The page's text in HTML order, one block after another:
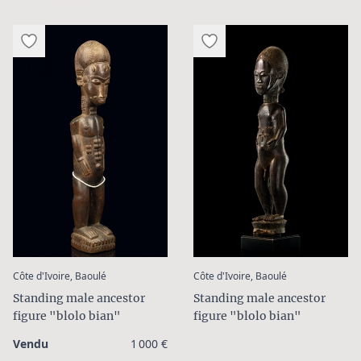
Côte d'Ivoire, Baoulé:
Standing male ancestor
figure "blolo bian"
Vendu 1 000 €
Côte d'Ivoire, Baoulé:
Standing male ancestor
figure "blolo bian"